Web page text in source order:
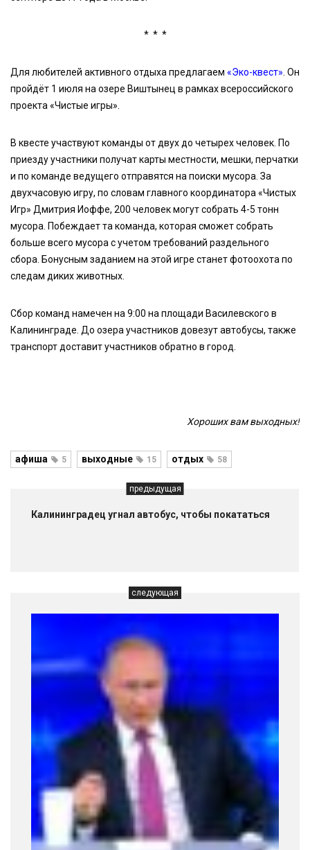
* * *
Для любителей активного отдыха предлагаем «Эко-квест» . Он
пройдёт 1 июля на озере Виштынец в рамках всероссийского
проекта «Чистые игры».
В квесте участвуют команды от двух до четырех человек. По
приезду участники получат карты местности, мешки, перчатки
и по команде ведущего отправятся на поиски мусора. За
двухчасовую игру, по словам главного координатора «Чистых
Игр» Дмитрия Иоффе, 200 человек могут собрать 4-5 тонн
мусора. Побеждает та команда, которая сможет собрать
больше всего мусора с учетом требований раздельного
сбора. Бонусным заданием на этой игре станет фотоохота по
следам диких животных.
Сбор команд намечен на 9:00 на площади Василевского в
Калининграде. До озера участников довезут автобусы, также
транспорт доставит участников обратно в город.
Хороших вам выходных!
афиша 5 выходные 15 отдых 58
предыдущая
Калининградец угнал автобус, чтобы покататься
следующая